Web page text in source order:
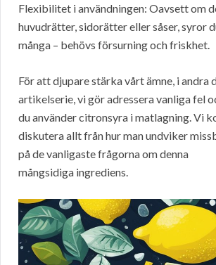
Flexibilitet i användningen: Oavsett om
huvudrätter, sidorätter eller såser, syror
många – behövs försurning och friskhet.
För att djupare stärka vårt ämne, i andra
artikelserie, vi gör adressera vanliga fel
du använder citronsyra i matlagning. Vi
diskutera allt från hur man undviker
på de vanligaste frågorna om denna
mångsidiga ingrediens.